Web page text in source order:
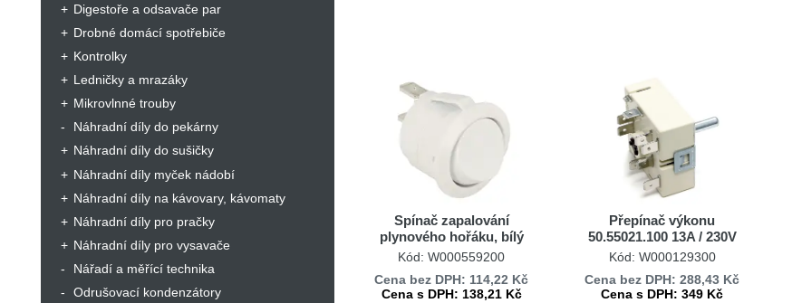
Digestoře a odsavače par
Drobné domácí spotřebiče
Kontrolky
Ledničky a mrazáky
Mikrovlnné trouby
Náhradní díly do pekárny
Náhradní díly do sušičky
Náhradní díly myček nádobí
Náhradní díly na kávovary, kávomaty
Náhradní díly pro pračky
Náhradní díly pro vysavače
Nářadí a měřící technika
Odrušovací kondenzátory
Spínač zapalování
plynového hořáku, bílý
GORENJE, MORA,
Kód: W000559200
Cena bez DPH: 114,22 Kč
Cena s DPH: 138,21 Kč
Přepínač výkonu
50.55021.100 13A / 230V
EGO
Kód: W000129300
Cena bez DPH: 288,43 Kč
Cena s DPH: 349 Kč